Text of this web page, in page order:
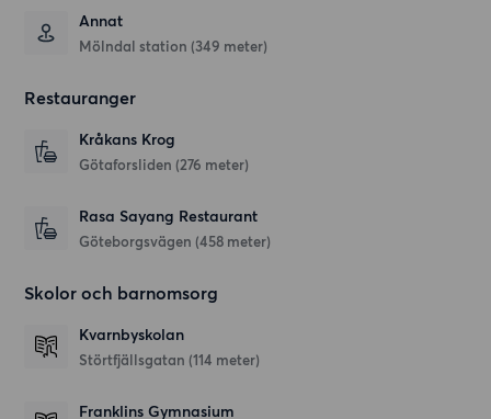
Annat
Mölndal station (349 meter)
Restauranger
Kråkans Krog
Götaforsliden (276 meter)
Rasa Sayang Restaurant
Göteborgsvägen (458 meter)
Skolor och barnomsorg
Kvarnbyskolan
Störtfjällsgatan (114 meter)
Franklins Gymnasium